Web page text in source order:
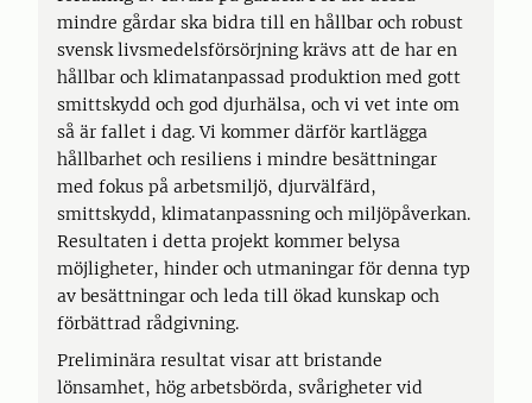
mindre gårdar ska bidra till en hållbar och robust
svensk livsmedelsförsörjning krävs att de har en
hållbar och klimatanpassad produktion med gott
smittskydd och god djurhälsa, och vi vet inte om
så är fallet i dag. Vi kommer därför kartlägga
hållbarhet och resiliens i mindre besättningar
med fokus på arbetsmiljö, djurvälfärd,
smittskydd, klimatanpassning och miljöpåverkan.
Resultaten i detta projekt kommer belysa
möjligheter, hinder och utmaningar för denna typ
av besättningar och leda till ökad kunskap och
förbättrad rådgivning.
Preliminära resultat visar att bristande
lönsamhet, hög arbetsbörda, svårigheter vid